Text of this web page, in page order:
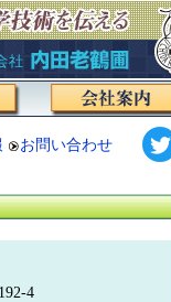
お問い合わせ
4